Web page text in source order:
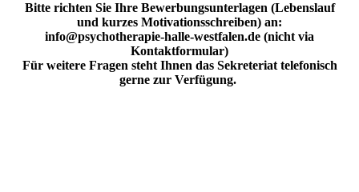
Bitte richten Sie Ihre Bewerbungsunterlagen (Lebenslauf
und kurzes Motivationsschreiben) an:
info@psychotherapie-halle-westfalen.de (nicht via
Kontaktformular)
Für weitere Fragen steht Ihnen das Sekreteriat telefonisch
gerne zur Verfügung.